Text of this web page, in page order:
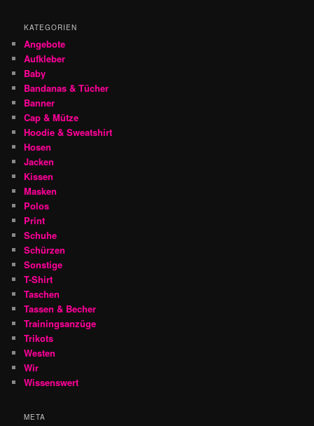
KATEGORIEN
Angebote
Aufkleber
Baby
Bandanas & Tücher
Banner
Cap & Mütze
Hoodie & Sweatshirt
Hosen
Jacken
Kissen
Masken
Polos
Print
Schuhe
Schürzen
Sonstige
T-Shirt
Taschen
Tassen & Becher
Trainingsanzüge
Trikots
Westen
Wir
Wissenswert
META